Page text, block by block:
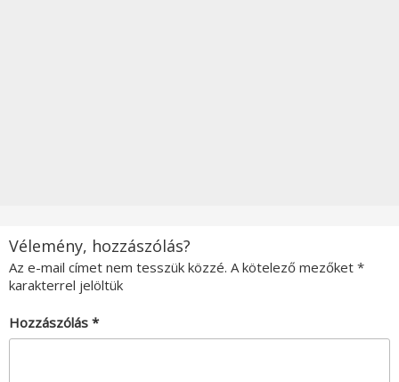
Vélemény, hozzászólás?
Az e-mail címet nem tesszük közzé. A kötelező mezőket *
karakterrel jelöltük
Hozzászólás *